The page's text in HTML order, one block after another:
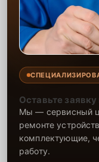
Оставьте
Мы — сервисный
ремонте
комплектующие,
работу.